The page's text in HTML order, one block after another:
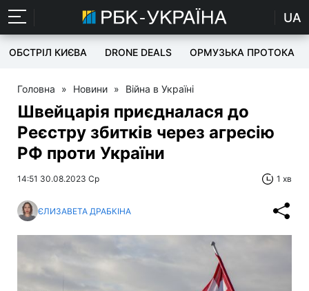
UA
ОБСТРІЛ КИЄВА DRONE DEALS ОРМУЗЬКА ПРОТОКА
Головна » Новини » Війна в Україні
Швейцарія приєдналася до
Реєстру збитків через агресію
РФ проти України
14:51 30.08.2023 Ср 1 хв
ЄЛИЗАВЕТА ДРАБКІНА